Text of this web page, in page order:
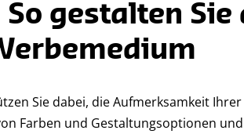
gestalten Sie
Sie dabei, die Aufmerksamkeit
Farben und Gestaltungsoptionen